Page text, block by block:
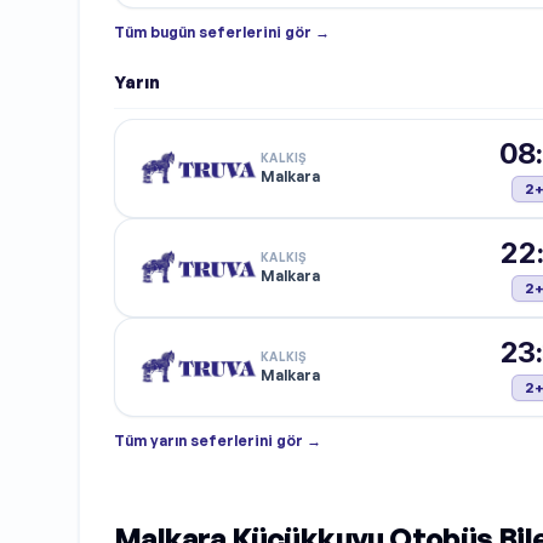
Tüm bugün seferlerini gör →
Yarın
KALKIŞ
Malkara
KALKIŞ
Malkara
KALKIŞ
Malkara
Tüm yarın seferlerini gör →